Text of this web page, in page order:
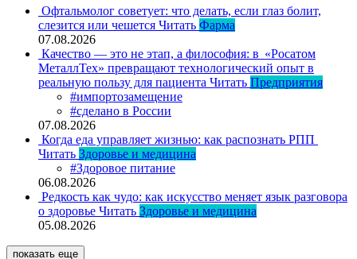
Офтальмолог советует: что делать, если глаз болит,
слезится или чешется Читать Фарма
07.08.2026
Качество — это не этап, а философия: в «Росатом
МеталлТех» превращают технологический опыт в
реальную пользу для пациента Читать Предприятия
#импортозамещение
#сделано в России
07.08.2026
Когда еда управляет жизнью: как распознать РПП
Читать Здоровье и медицина
#Здоровое питание
06.08.2026
Редкость как чудо: как искусство меняет язык разговора
о здоровье Читать Здоровье и медицина
05.08.2026
показать еще